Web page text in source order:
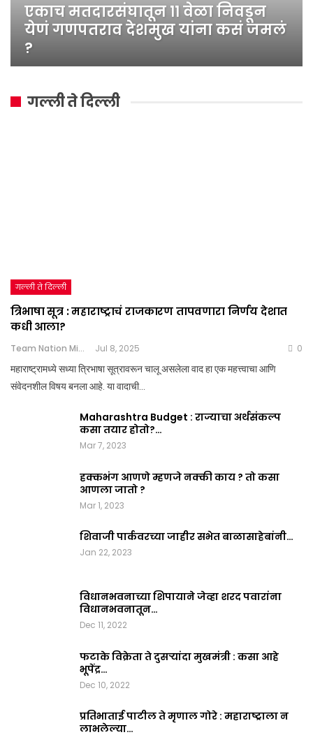
एकाच मतदारसंघातून ११ वेळा निवडून
येणं गणपतराव देशमुख यांना कसं जमलं
?
गल्ली ते दिल्ली
गल्ली ते दिल्ली
त्रिभाषा सूत्र : महाराष्ट्राचं राजकारण तापवणारा निर्णय देशात
कधी आला?
Team Nation Mic Jul 8, 2025 0
महाराष्ट्रामध्ये सध्या त्रिभाषा सूत्रावरून चालू असलेला वाद हा एक महत्त्वाचा आणि
संवेदनशील विषय बनला आहे. या वादाची…
Maharashtra Budget : राज्याचा अर्थसंकल्प
कसा तयार होतो?…
Mar 7, 2023
हक्कभंग आणणे म्हणजे नक्की काय ? तो कसा
आणला जातो ?
Mar 1, 2023
शिवाजी पार्कवरच्या जाहीर सभेत बाळासाहेबांनी…
Jan 22, 2023
विधानभवनाच्या शिपायाने जेव्हा शरद पवारांना
विधानभवनातून…
Dec 11, 2022
फटाके विक्रेता ते दुसऱ्यांदा मुखमंत्री : कसा आहे
भूपेंद्र…
Dec 10, 2022
प्रतिभाताई पाटील ते मृणाल गोरे : महाराष्ट्राला न
लाभलेल्या…